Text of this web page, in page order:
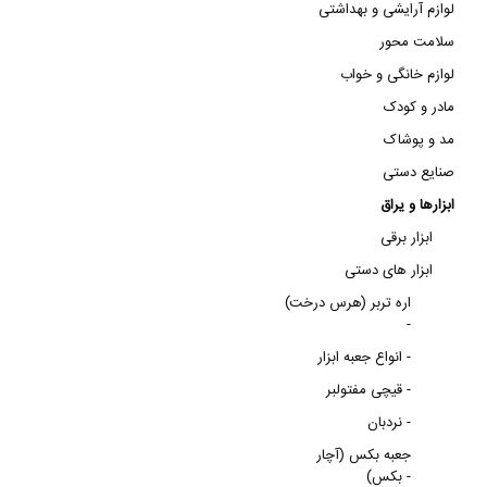
لوازم آرایشی و بهداشتی
سلامت محور
لوازم خانگی و خواب
مادر و کودک
مد و پوشاک
صنایع دستی
ابزارها و یراق
ابزار برقی
ابزار های دستی
اره تربر (هرس درخت)
-
انواع جعبه ابزار -
قیچی مفتولبر -
نردبان -
جعبه بکس (آچار
بکس) -